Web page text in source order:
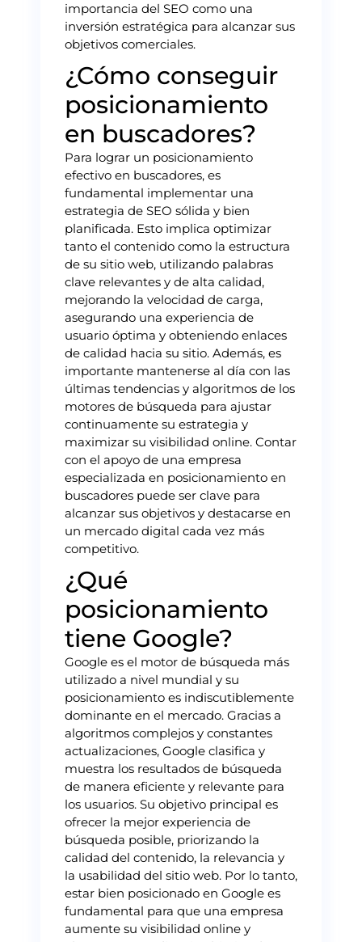
importancia del SEO como una
inversión estratégica para alcanzar sus
objetivos comerciales.
¿Cómo conseguir
posicionamiento
en buscadores?
Para lograr un posicionamiento
efectivo en buscadores, es
fundamental implementar una
estrategia de SEO sólida y bien
planificada. Esto implica optimizar
tanto el contenido como la estructura
de su sitio web, utilizando palabras
clave relevantes y de alta calidad,
mejorando la velocidad de carga,
asegurando una experiencia de
usuario óptima y obteniendo enlaces
de calidad hacia su sitio. Además, es
importante mantenerse al día con las
últimas tendencias y algoritmos de los
motores de búsqueda para ajustar
continuamente su estrategia y
maximizar su visibilidad online. Contar
con el apoyo de una empresa
especializada en posicionamiento en
buscadores puede ser clave para
alcanzar sus objetivos y destacarse en
un mercado digital cada vez más
competitivo.
¿Qué
posicionamiento
tiene Google?
Google es el motor de búsqueda más
utilizado a nivel mundial y su
posicionamiento es indiscutiblemente
dominante en el mercado. Gracias a
algoritmos complejos y constantes
actualizaciones, Google clasifica y
muestra los resultados de búsqueda
de manera eficiente y relevante para
los usuarios. Su objetivo principal es
ofrecer la mejor experiencia de
búsqueda posible, priorizando la
calidad del contenido, la relevancia y
la usabilidad del sitio web. Por lo tanto,
estar bien posicionado en Google es
fundamental para que una empresa
aumente su visibilidad online y